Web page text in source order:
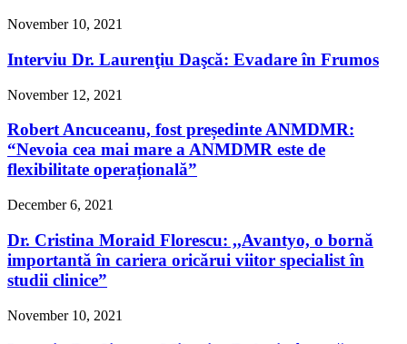
November 10, 2021
Interviu Dr. Laurenţiu Daşcă: Evadare în Frumos
November 12, 2021
Robert Ancuceanu, fost președinte ANMDMR:
“Nevoia cea mai mare a ANMDMR este de
flexibilitate operațională”
December 6, 2021
Dr. Cristina Moraid Florescu: ,,Avantyo, o bornă
importantă în cariera oricărui viitor specialist în
studii clinice”
November 10, 2021